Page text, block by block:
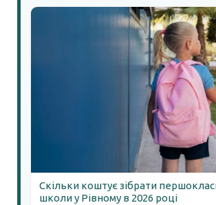
Скільки коштує зібрати
школи у Рівному в 2026 році